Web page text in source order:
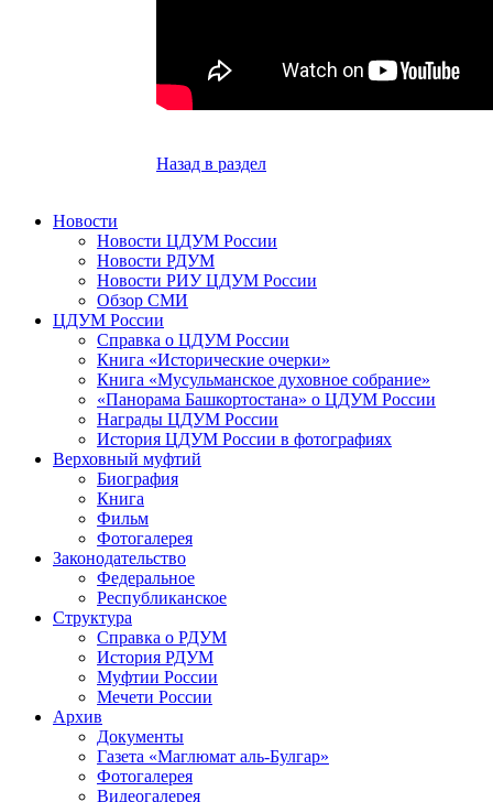
Назад в раздел
Новости
Новости ЦДУМ России
Новости РДУМ
Новости РИУ ЦДУМ России
Обзор СМИ
ЦДУМ России
Справка о ЦДУМ России
Книга «Исторические очерки»
Книга «Мусульманское духовное собрание»
«Панорама Башкортостана» о ЦДУМ России
Награды ЦДУМ России
История ЦДУМ России в фотографиях
Верховный муфтий
Биография
Книга
Фильм
Фотогалерея
Законодательство
Федеральное
Республиканское
Структура
Справка о РДУМ
История РДУМ
Муфтии России
Мечети России
Архив
Документы
Газета «Маглюмат аль-Булгар»
Фотогалерея
Видеогалерея